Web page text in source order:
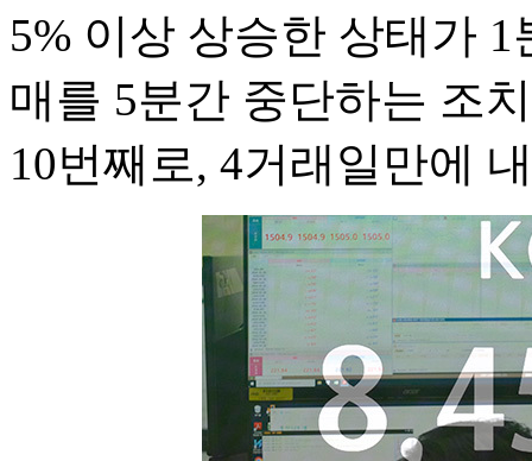
5% 이상 상승한 상태가
매를 5분간 중단하는 조
10번째로, 4거래일만에